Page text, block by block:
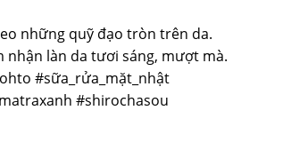
những quỹ đạo tròn trên da.
nhận làn da tươi sáng, mượt mà.
#sữa_rửa_mặt_nhật
#shirochasou